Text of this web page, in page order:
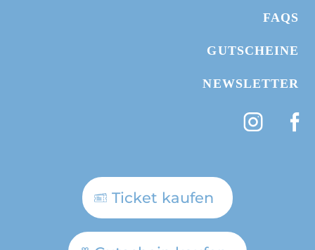
FAQS
GUTSCHEINE
NEWSLETTER
Ticket kaufen